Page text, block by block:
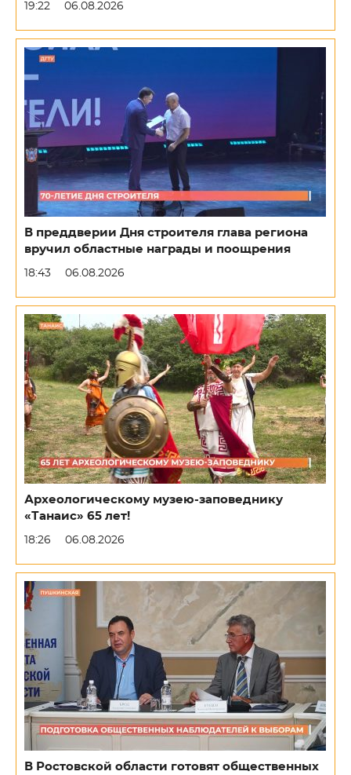
19:22 06.08.2026
В преддверии Дня строителя глава региона
вручил областные награды и поощрения
18:43 06.08.2026
Археологическому музею-заповеднику
«Танаис» 65 лет!
18:26 06.08.2026
В Ростовской области готовят общественных